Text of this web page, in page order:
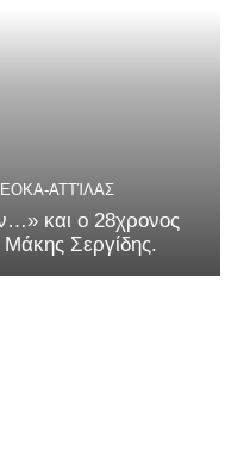
ΑΤΤΊΛΑΣ
και ο 28χρονος
Σεργίδης.